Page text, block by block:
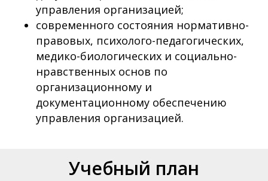
управления организацией;
современного состояния нормативно-
правовых, психолого-педагогических,
медико-биологических и социально-
нравственных основ по
организационному и
документационному обеспечению
управления организацией.
Учебный план